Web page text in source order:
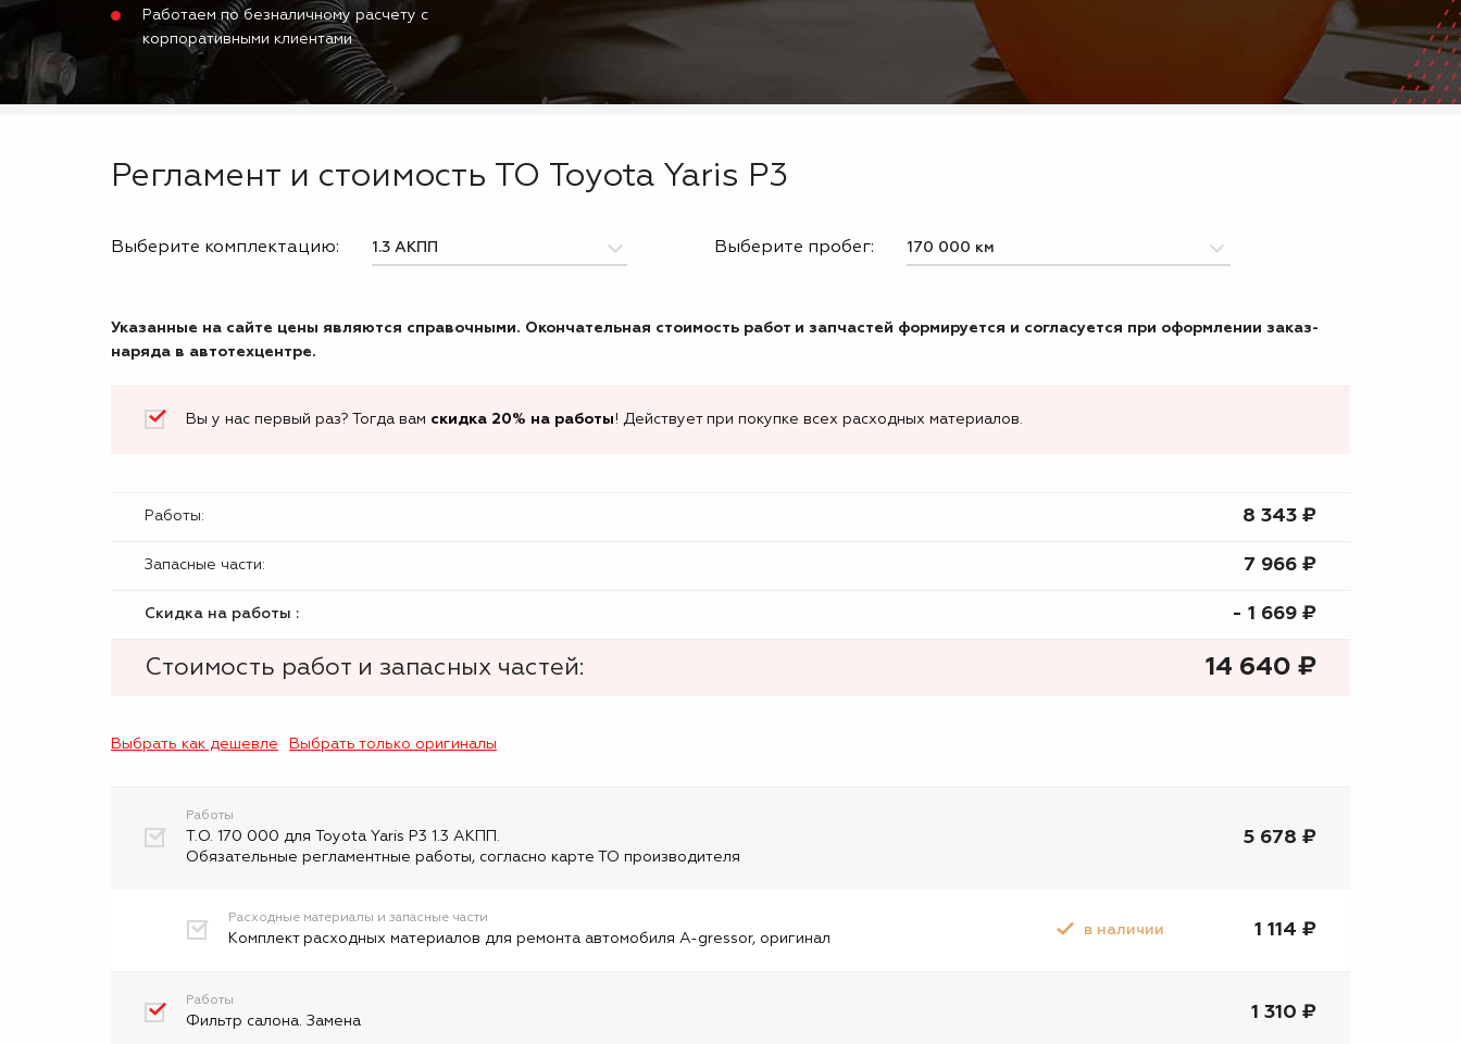
Работаем по безналичному расчету с
корпоративными клиентами
Регламент и стоимость ТО Toyota Yaris P3
Выберите комплектацию: Выберите пробег:
Указанные на сайте цены являются справочными. Окончательная стоимость работ и запчастей формируется и согласуется при оформлении заказ-
наряда в автотехцентре.
Вы у нас первый раз? Тогда вам скидка 20% на работы! Действует при покупке всех расходных материалов.
Работы: 8 343 ₷
Запасные части: 7 966 ₷
Скидка на работы : - 1 669 ₷
Стоимость работ и запасных частей: 14 640 ₷
Выбрать как дешевле Выбрать только оригиналы
Работы
Т.О. 170 000 для Toyota Yaris P3 1.3 АКПП.
Обязательные регламентные работы, согласно карте ТО производителя
5 678 ₽
Расходные материалы и запасные части
Комплект расходных материалов для ремонта автомобиля A-gressor, оригинал
в наличии 1 114 ₽
Работы
Фильтр салона. Замена 1 310 ₽